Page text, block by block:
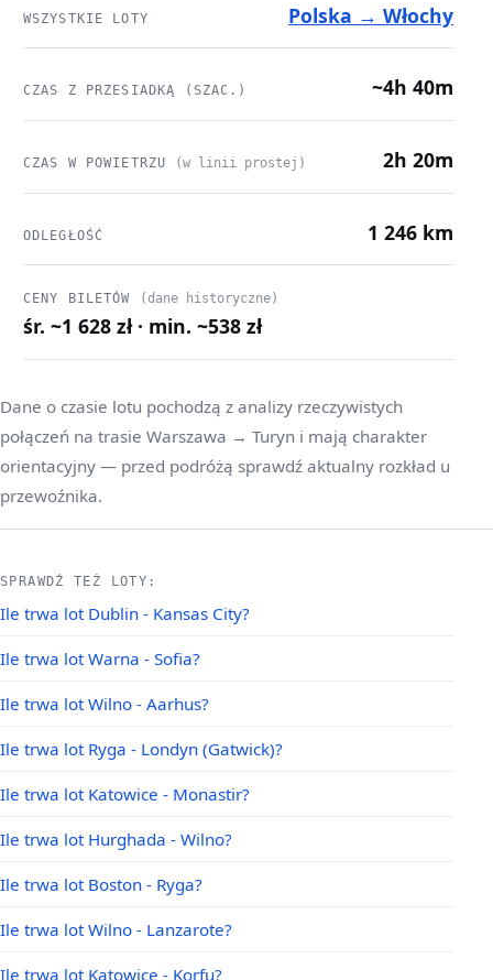
WSZYSTKIE LOTY Polska → Włochy
CZAS Z PRZESIADKĄ (SZAC.) ~4h 40m
CZAS W POWIETRZU (w linii prostej) 2h 20m
ODLEGŁOŚĆ 1 246 km
CENY BILETÓW (dane historyczne)
śr. ~1 628 zł · min. ~538 zł
Dane o czasie lotu pochodzą z analizy rzeczywistych
połączeń na trasie Warszawa → Turyn i mają charakter
orientacyjny — przed podróżą sprawdź aktualny rozkład u
przewoźnika.
SPRAWDŹ TEŻ LOTY:
Ile trwa lot Dublin - Kansas City?
Ile trwa lot Warna - Sofia?
Ile trwa lot Wilno - Aarhus?
Ile trwa lot Ryga - Londyn (Gatwick)?
Ile trwa lot Katowice - Monastir?
Ile trwa lot Hurghada - Wilno?
Ile trwa lot Boston - Ryga?
Ile trwa lot Wilno - Lanzarote?
Ile trwa lot Katowice - Korfu?